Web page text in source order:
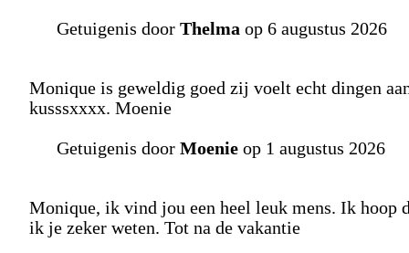
Getuigenis door Thelma op 6 augustus 2026
Monique is geweldig goed zij voelt echt dingen
kusssxxxx. Moenie
Getuigenis door Moenie op 1 augustus 2026
Monique, ik vind jou een heel leuk mens. Ik hoop
ik je zeker weten. Tot na de vakantie